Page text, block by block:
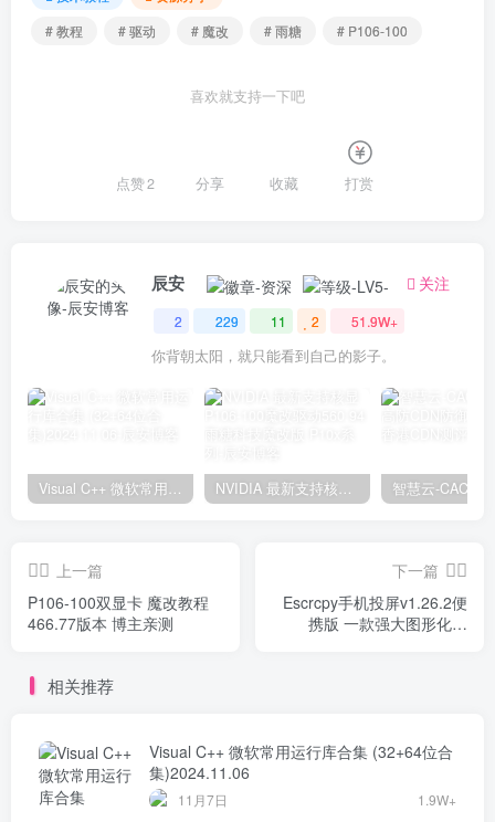
# 教程
# 驱动 # 魔改 # 雨糖 # P106-100
喜欢就支持一下吧
点赞2 分享 收藏 打赏
辰安 关注
2 229 11 2 51.9W+
你背朝太阳，就只能看到自己的影子。
Visual C++ 微软常用运行库合集 (32+64位合集)2024.11.06 NVIDIA 最新支持核显P106-100魔改驱动560.94 雨糖科技魔改版 P10x系列
上一篇
P106-100双显卡 魔改教程
466.77版本 博主亲测
下一篇
Escrcpy手机投屏v1.26.2便
携版 一款强大图形化的
相关推荐
Visual C++ 微软常用运行库合集 (32+64位合
集)2024.11.06
11月7日 1.9W+